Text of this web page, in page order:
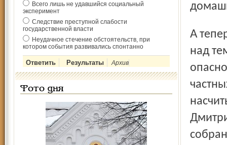
Всего лишь не удавшийся социальный
эксперимент
Следствие преступной слабости
государственной власти
Неудачное стечение обстоятельств, при
котором события развивались спонтанно
Архив
Фото дня
А теперь представители большого бизнеса задумались
над